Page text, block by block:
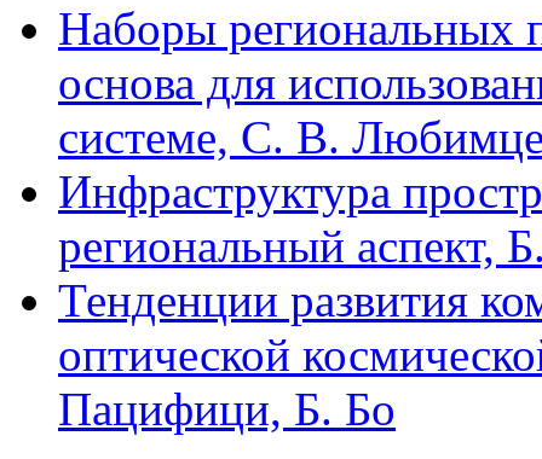
Наборы региональных
основа для
системе, С. В.
Инфраструктура
региональный аспект,
Тенденции развития
оптической
Пацифици, Б. Бо